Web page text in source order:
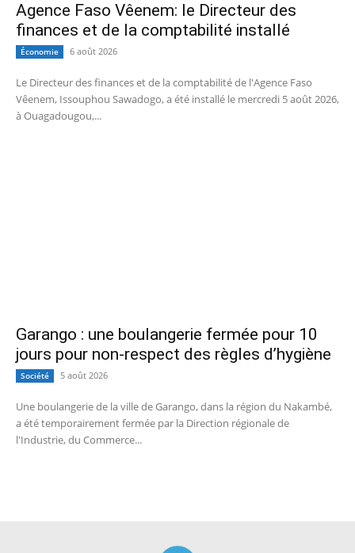
Agence Faso Vêenem: le Directeur des
finances et de la comptabilité installé
Économie 6 août 2026
Le Directeur des finances et de la comptabilité de l'Agence Faso
Vêenem, Issouphou Sawadogo, a été installé le mercredi 5 août 2026,
à Ouagadougou,...
Garango : une boulangerie fermée pour 10
jours pour non-respect des règles d’hygiène
Société 5 août 2026
Une boulangerie de la ville de Garango, dans la région du Nakambé,
a été temporairement fermée par la Direction régionale de
l'Industrie, du Commerce...